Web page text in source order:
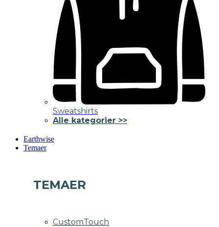
Sweatshirts
Alle kategorier >>
Earthwise
Temaer
TEMAER
CustomTouch